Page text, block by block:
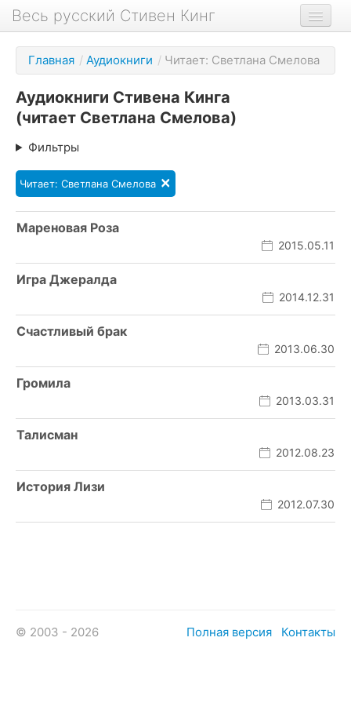
Весь русский Стивен Кинг
Книги
Фильмы
Аудиокниги
Биография
О проекте
Главная / Аудиокниги / Читает: Светлана Смелова
Аудиокниги Стивена Кинга
(читает Светлана Смелова)
Фильтры
Читает: Светлана Смелова ×
Мареновая Роза
2015.05.11
Игра Джералда
2014.12.31
Счастливый брак
2013.06.30
Громила
2013.03.31
Талисман
2012.08.23
История Лизи
2012.07.30
© 2003 - 2026 Полная версия Контакты